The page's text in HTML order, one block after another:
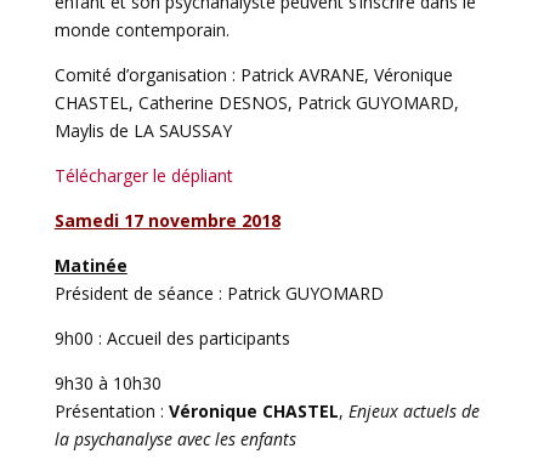
monde contemporain.
Comité d’organisation : Patrick AVRANE, Véronique
CHASTEL, Catherine DESNOS, Patrick GUYOMARD,
Maylis de LA SAUSSAY
Télécharger le dépliant
Samedi 17 novembre 2018
Matinée
Président de séance : Patrick GUYOMARD
9h00 : Accueil des participants
9h30 à 10h30
Présentation : Véronique CHASTEL, Enjeux actuels de
la psychanalyse avec les enfants